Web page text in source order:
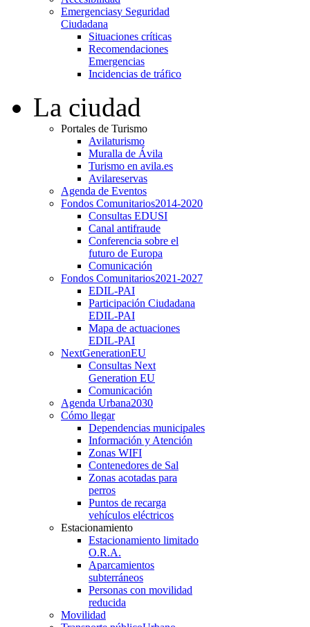
Emergenciasy Seguridad
Ciudadana
Situaciones críticas
Recomendaciones
Emergencias
Incidencias de tráfico
La ciudad
Portales de Turismo
Avilaturismo
Muralla de Ávila
Turismo en avila.es
Avilareservas
Agenda de Eventos
Fondos Comunitarios2014-2020
Consultas EDUSI
Canal antifraude
Conferencia sobre el
futuro de Europa
Comunicación
Fondos Comunitarios2021-2027
EDIL-PAI
Participación Ciudadana
EDIL-PAI
Mapa de actuaciones
EDIL-PAI
NextGenerationEU
Consultas Next
Generation EU
Comunicación
Agenda Urbana2030
Cómo llegar
Dependencias municipales
Información y Atención
Zonas WIFI
Contenedores de Sal
Zonas acotadas para
perros
Puntos de recarga
vehículos eléctricos
Estacionamiento
Estacionamiento limitado
O.R.A.
Aparcamientos
subterráneos
Personas con movilidad
reducida
Movilidad